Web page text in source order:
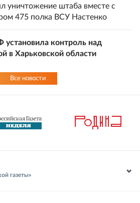
уничтожение штаба вместе с
475 полка ВСУ Настенко
установила контроль над
в Харьковской области
Все новости
газеты»